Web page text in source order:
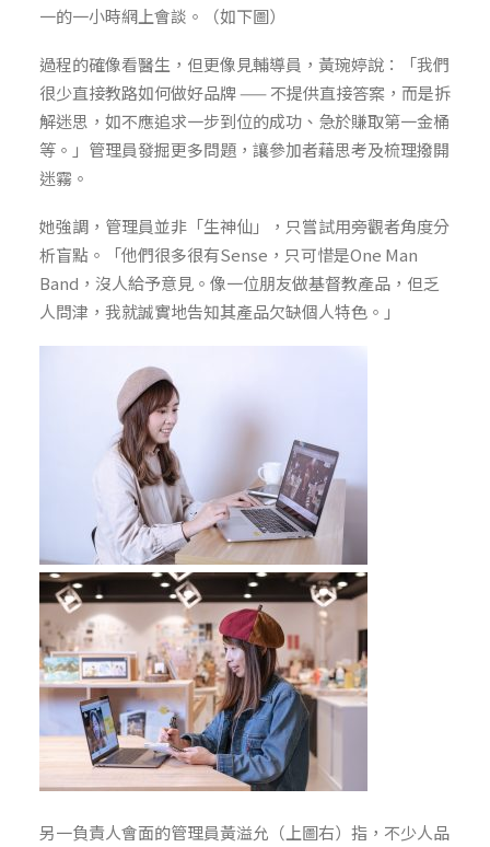
一的一小時網上會談。（如下圖）
過程的確像看醫生，但更像見輔導員，黃琬婷說：「我們
很少直接教路如何做好品牌 —— 不提供直接答案，而是拆
解迷思，如不應追求一步到位的成功、急於賺取第一金桶
等。」管理員發掘更多問題，讓參加者藉思考及梳理撥開
迷霧。
她強調，管理員並非「生神仙」，只嘗試用旁觀者角度分
析盲點。「他們很多很有Sense，只可惜是One Man
Band，沒人給予意見。像一位朋友做基督教產品，但乏
人問津，我就誠實地告知其產品欠缺個人特色。」
另一負責人會面的管理員黃溢允（上圖右）指，不少人品